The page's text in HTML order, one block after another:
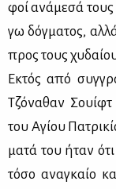
φοί ανά­με­σά
γω δόγ­μα­τος,
προς τους
Εκτός από
Τζό­να­θαν
του Αγί­ου
μα­τά του ήταν
τό­σο ανα­γκαίο